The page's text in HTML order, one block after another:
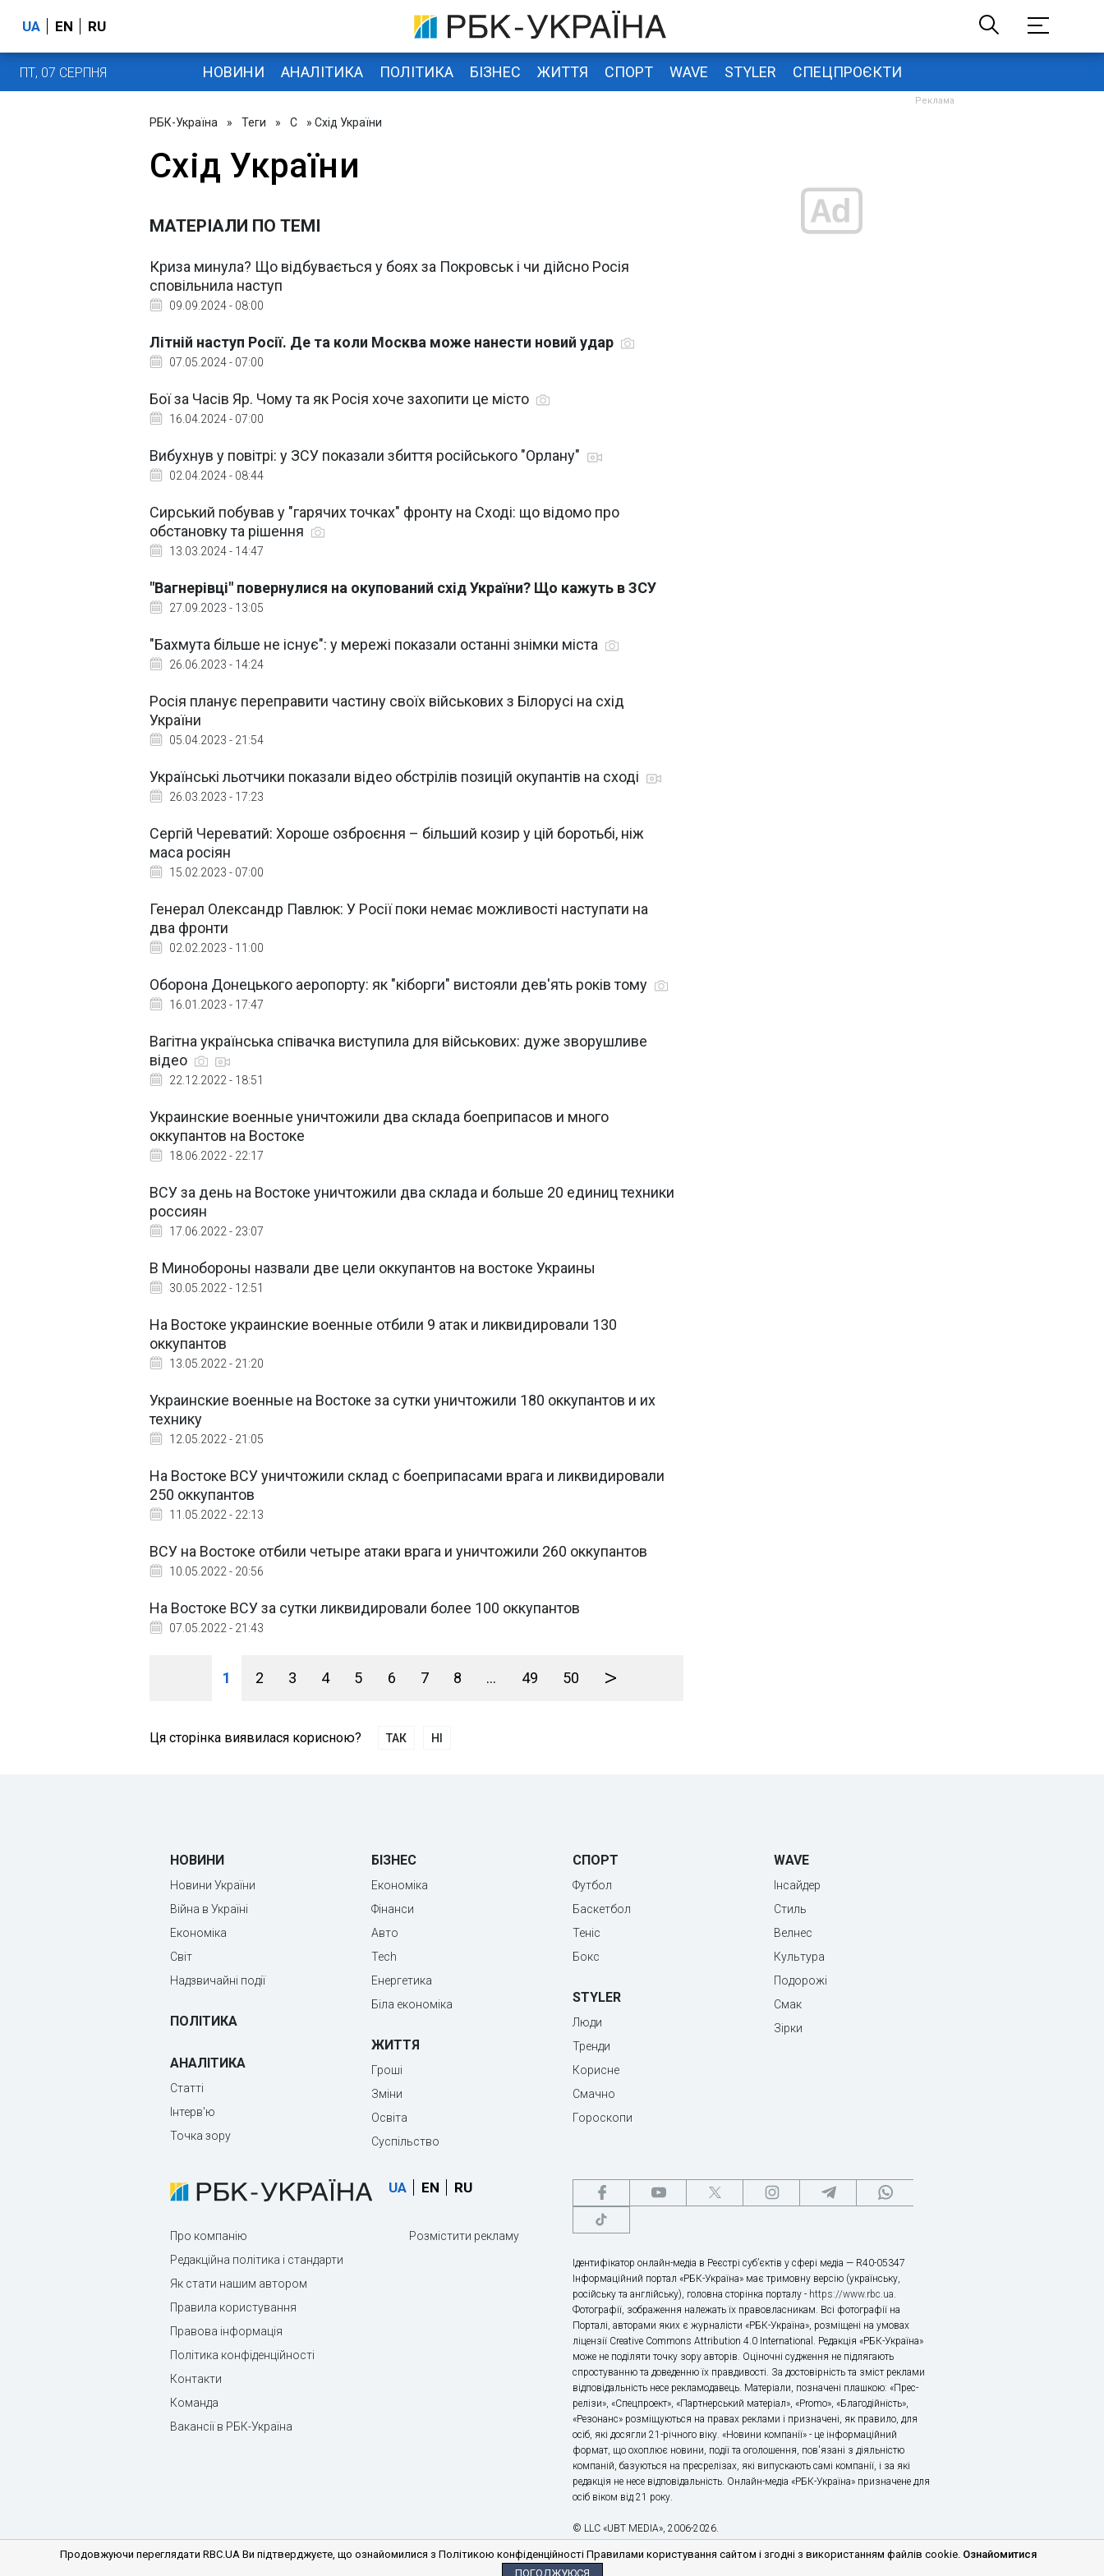
UA EN RU
ПТ, 07 СЕРПНЯ НОВИНИ АНАЛІТИКА ПОЛІТИКА БІЗНЕС ЖИТТЯ СПОРТ WAVE STYLER СПЕЦПРОЄКТИ
РБК-Україна » Теги » С » Схід України
Схід України
МАТЕРІАЛИ ПО ТЕМІ
Криза минула? Що відбувається у боях за Покровськ і чи дійсно Росія
сповільнила наступ
09.09.2024 - 08:00
Літній наступ Росії. Де та коли Москва може нанести новий удар
07.05.2024 - 07:00
Бої за Часів Яр. Чому та як Росія хоче захопити це місто
16.04.2024 - 07:00
Вибухнув у повітрі: у ЗСУ показали збиття російського "Орлану"
02.04.2024 - 08:44
Сирський побував у "гарячих точках" фронту на Сході: що відомо про
обстановку та рішення
13.03.2024 - 14:47
"Вагнерівці" повернулися на окупований схід України? Що кажуть в ЗСУ
27.09.2023 - 13:05
"Бахмута більше не існує": у мережі показали останні знімки міста
26.06.2023 - 14:24
Росія планує переправити частину своїх військових з Білорусі на схід
України
05.04.2023 - 21:54
Українські льотчики показали відео обстрілів позицій окупантів на сході
26.03.2023 - 17:23
Сергій Череватий: Хороше озброєння – більший козир у цій боротьбі, ніж
маса росіян
15.02.2023 - 07:00
Генерал Олександр Павлюк: У Росії поки немає можливості наступати на
два фронти
02.02.2023 - 11:00
Оборона Донецького аеропорту: як "кіборги" вистояли дев'ять років тому
16.01.2023 - 17:47
Вагітна українська співачка виступила для військових: дуже зворушливе
відео
22.12.2022 - 18:51
Украинские военные уничтожили два склада боеприпасов и много
оккупантов на Востоке
18.06.2022 - 22:17
ВСУ за день на Востоке уничтожили два склада и больше 20 единиц техники
россиян
17.06.2022 - 23:07
В Минобороны назвали две цели оккупантов на востоке Украины
30.05.2022 - 12:51
На Востоке украинские военные отбили 9 атак и ликвидировали 130
оккупантов
13.05.2022 - 21:20
Украинские военные на Востоке за сутки уничтожили 180 оккупантов и их
технику
12.05.2022 - 21:05
На Востоке ВСУ уничтожили склад с боеприпасами врага и ликвидировали
250 оккупантов
11.05.2022 - 22:13
ВСУ на Востоке отбили четыре атаки врага и уничтожили 260 оккупантов
10.05.2022 - 20:56
На Востоке ВСУ за сутки ликвидировали более 100 оккупантов
07.05.2022 - 21:43
1 2 3 4 5 6 7 8 ... 49 50 >
Ця сторінка виявилася корисною? ТАК НІ
НОВИНИ
Новини України
Війна в Україні
Економіка
Світ
Надзвичайні події
ПОЛІТИКА
АНАЛІТИКА
Статті
Інтерв'ю
Точка зору
БІЗНЕС
Економіка
Фінанси
Авто
Tech
Енергетика
Біла економіка
ЖИТТЯ
Гроші
Зміни
Освіта
Суспільство
СПОРТ
Футбол
Баскетбол
Теніс
Бокс
STYLER
Люди
Тренди
Корисне
Смачно
Гороскопи
WAVE
Інсайдер
Стиль
Велнес
Культура
Подорожі
Смак
Зірки
UA EN RU
Про компанію
Редакційна політика і стандарти
Як стати нашим автором
Правила користування
Правова інформація
Політика конфіденційності
Контакти
Команда
Вакансії в РБК-Україна
Розмістити рекламу
Ідентифікатор онлайн-медіа в Реєстрі суб’єктів у сфері медіа — R40-05347
Інформаційний портал «РБК-Україна» має тримовну версію (українську,
російську та англійську), головна сторінка порталу - https://www.rbc.ua.
Фотографії, зображення належать їх правовласникам. Всі фотографії на
Порталі, авторами яких є журналісти «РБК-Україна», розміщені на умовах
ліцензії Creative Commons Attribution 4.0 International. Редакція «РБК-Україна»
може не поділяти точку зору авторів. Оціночні судження не підлягають
спростуванню та доведенню їх правдивості. За достовірність та зміст реклами
відповідальність несе рекламодавець. Матеріали, позначені плашкою: «Прес-
релізи», «Спецпроект», «Партнерський матеріал», «Promo», «Благодійність»,
«Резонанс» розміщуються на правах реклами і призначені, як правило, для
осіб, які досягли 21-річного віку. «Новини компанії» - це інформаційний
формат, що охоплює новини, події та оголошення, пов'язані з діяльністю
компаній, базуються на пресрелізах, які випускають самі компанії, і за які
редакція не несе відповідальність. Онлайн-медіа «РБК-Україна» призначене для
осіб віком від 21 року.
© LLC «UBT MEDIA», 2006-2026.
Продовжуючи переглядати RBC.UA Ви підтверджуєте, що ознайомилися з Політикою конфіденційності Правилами користування сайтом і згодні з використанням файлів cookie. Ознайомитися
ПОГОДЖУЮСЯ